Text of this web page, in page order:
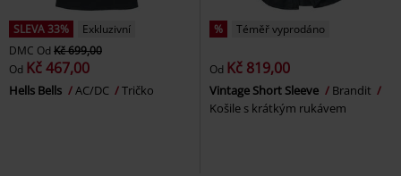
SLEVA 33%
Exkluzivní
DMC Od Kč 699,00
Od Kč 467,00
Hells Bells AC/DC Tričko
% Téměř vyprodáno
Od Kč 819,00
Vintage Short Sleeve
Brandit
Košile s krátkým rukávem